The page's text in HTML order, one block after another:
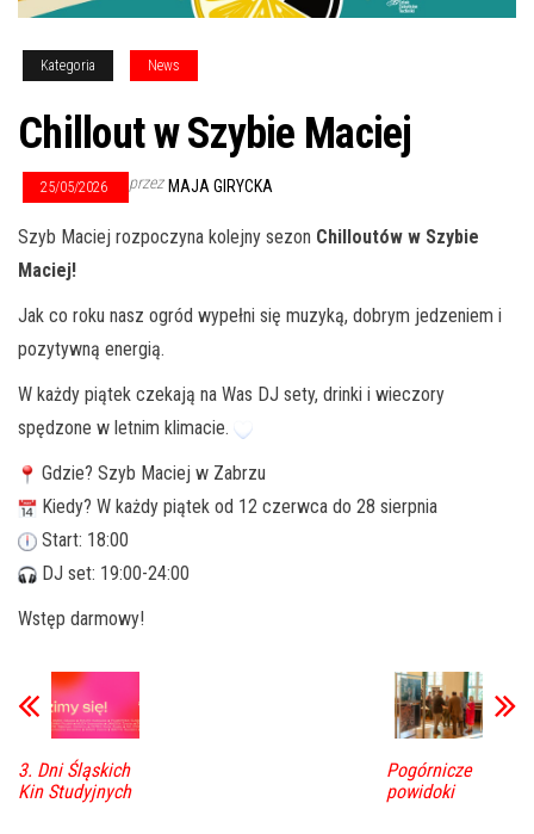
Kategoria News
Chillout w Szybie Maciej
25/05/2026 przez MAJA GIRYCKA
Szyb Maciej rozpoczyna kolejny sezon Chilloutów w Szybie
Maciej!
Jak co roku nasz ogród wypełni się muzyką, dobrym jedzeniem i
pozytywną energią.
W każdy piątek czekają na Was DJ sety, drinki i wieczory
spędzone w letnim klimacie.
Gdzie? Szyb Maciej w Zabrzu
Kiedy? W każdy piątek od 12 czerwca do 28 sierpnia
Start: 18:00
DJ set: 19:00-24:00
Wstęp darmowy!
3. Dni Śląskich
Kin Studyjnych
Pogórnicze
powidoki